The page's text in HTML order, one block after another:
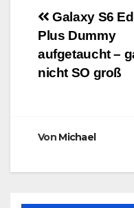
Galaxy S6
Plus Dummy
aufgetaucht –
nicht SO groß
Von Michael